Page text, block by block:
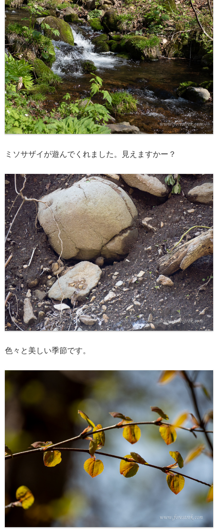
ミソサザイが遊んでくれました。見えますかー？
色々と美しい季節です。